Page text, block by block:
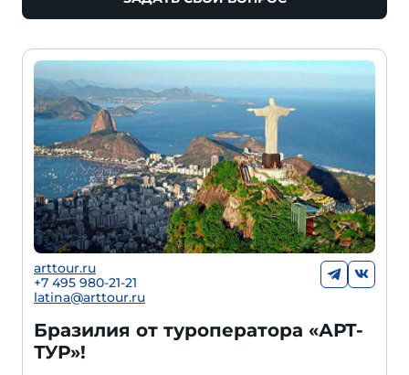
arttour.ru
+7 495 980-21-21
latina@arttour.ru
Бразилия от туроператора «АРТ-
ТУР»!